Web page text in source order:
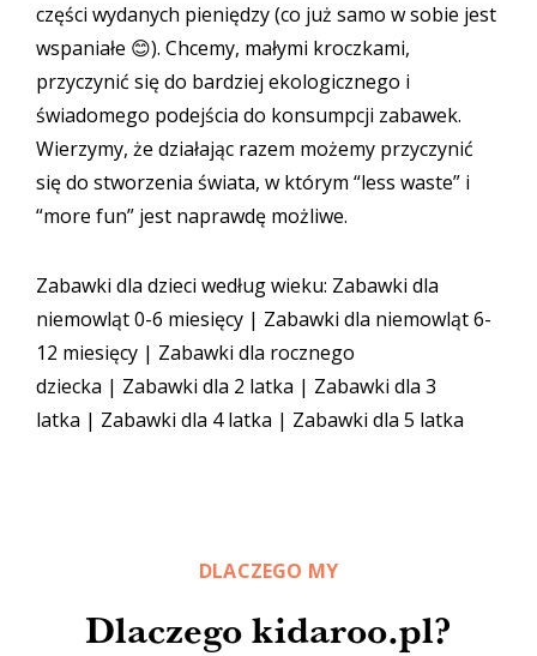
części wydanych pieniędzy (co już samo w sobie jest
wspaniałe 😊). Chcemy, małymi kroczkami,
przyczynić się do bardziej ekologicznego i
świadomego podejścia do konsumpcji zabawek.
Wierzymy, że działając razem możemy przyczynić
się do stworzenia świata, w którym “less waste” i
“more fun” jest naprawdę możliwe.
Zabawki dla dzieci według wieku: Zabawki dla
niemowląt 0-6 miesięcy | Zabawki dla niemowląt 6-
12 miesięcy | Zabawki dla rocznego
dziecka | Zabawki dla 2 latka | Zabawki dla 3
latka | Zabawki dla 4 latka | Zabawki dla 5 latka
Dlaczego kidaroo.pl?
DLACZEGO MY